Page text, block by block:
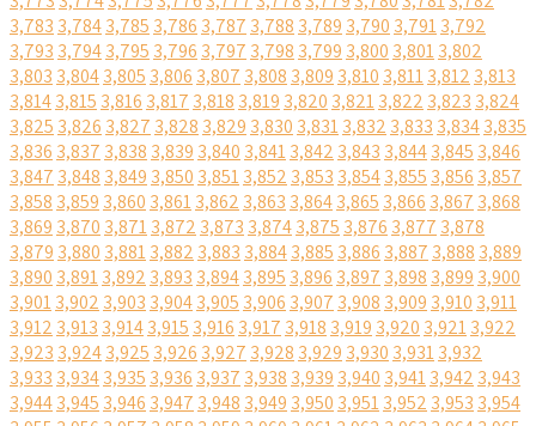
3,783 3,7843,785 3,786 3,787 3,788 3,789 3,790 3,7913,792
3,793 3,7943,795 3,796 3,797 3,798 3,799 3,800 3,8013,802
3,803 3,8043,805 3,806 3,807 3,808 3,809 3,810 3,8113,812 3,813
3,8143,815 3,816 3,817 3,818 3,819 3,820 3,8213,822 3,823 3,824
3,825 3,826 3,827 3,828 3,829 3,830 3,8313,832 3,833 3,8343,835
3,836 3,837 3,838 3,839 3,840 3,8413,842 3,843 3,8443,845 3,846
3,847 3,848 3,849 3,850 3,8513,852 3,853 3,8543,855 3,856 3,857
3,858 3,859 3,860 3,8613,862 3,863 3,8643,865 3,866 3,867 3,868
3,869 3,870 3,8713,872 3,873 3,8743,875 3,876 3,877 3,878
3,879 3,880 3,8813,882 3,883 3,8843,885 3,886 3,887 3,888 3,889
3,890 3,8913,892 3,893 3,8943,895 3,896 3,897 3,898 3,899 3,900
3,9013,902 3,903 3,9043,905 3,906 3,907 3,908 3,909 3,910 3,911
3,912 3,913 3,9143,915 3,916 3,917 3,918 3,919 3,920 3,9213,922
3,923 3,9243,925 3,926 3,927 3,928 3,929 3,930 3,9313,932
3,933 3,9343,935 3,936 3,937 3,938 3,939 3,940 3,9413,942 3,943
3,9443,945 3,946 3,947 3,948 3,949 3,950 3,9513,952 3,953 3,954